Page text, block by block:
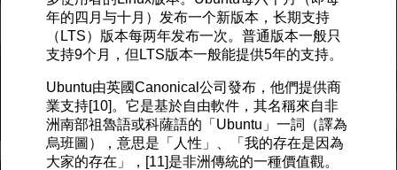
年的四月与十月）发布一个新版本，长期支持
（LTS）版本每两年发布一次。普通版本一般只
支持9个月，但LTS版本一般能提供5年的支持。
Ubuntu由英國Canonical公司發布，他們提供商
業支持[10]。它是基於自由軟件，其名稱來自非
洲南部祖魯語或科薩語的「Ubuntu」一詞（譯為
烏班圖），意思是「人性」、「我的存在是因為
大家的存在」，[11]是非洲傳統的一種價值觀。